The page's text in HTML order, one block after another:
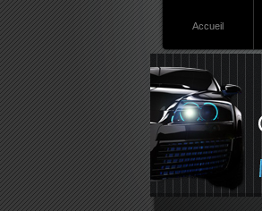
Accueil